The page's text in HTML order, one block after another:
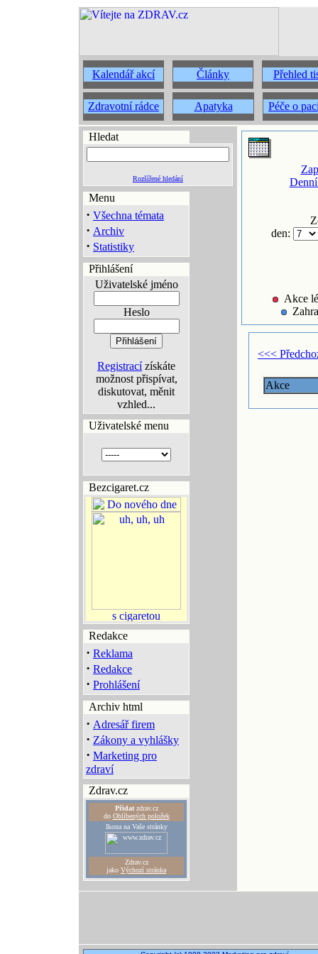
Kalendář akcí Články Přehled
Zdravotní rádce Apatyka Péče o
Hledat
Rozšířené hledání
Menu
· Všechna témata
· Archiv
· Statistiky
Přihlášení
Uživatelské jméno
Heslo
Registracízískáte
možnost přispívat,
diskutovat, měnit
vzhled...
Uživatelské menu
Bezcigaret.cz
Redakce
· Reklama
· Redakce
· Prohlášení
Archiv html
· Adresář firem
· Zákony a vyhlášky
· Marketing pro
zdraví
Zdrav.cz
Přidatzdrav.cz
do Oblíbených položek
Ikona na Vaše stránky
Zdrav.cz
jako Výchozí stránka
den:
Akce
<<<
Akce